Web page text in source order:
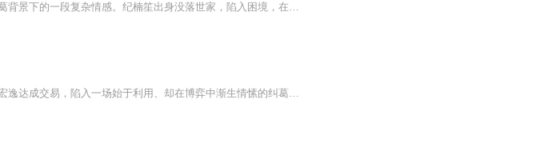
这是一部现代都市言情小说，讲述了娱乐圈与豪门纠葛背景下的一段复杂情感。纪楠笙出身没落世家，陷入困境，在娱乐圈努力打拼。霍宏逸是南阳市权势滔天的霍家继承人，性格冷峻且占有欲极强，对纪楠笙有着难以割舍的情感。梁佳景则是与纪楠笙青梅竹马的富家...
落魄千金纪楠笙为翻姐姐旧案，被迫与霍氏掌权者霍宏逸达成交易，陷入一场始于利用、却在博弈中渐生情愫的纠葛。一边是青梅竹马梁佳景的深情守护，一边是霍宏逸强势偏执的掌控欲，当真相与感情激烈碰撞，她在爱与恨的漩涡中挣扎，究竟是沦为金丝雀，还是能...